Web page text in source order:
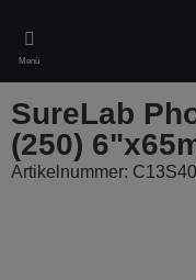
main
content
Menü
SureLab
(250)
Artikelnummer: